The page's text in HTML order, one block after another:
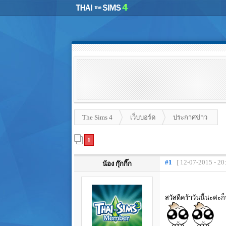
The Sims 4 เว็บบอร์ด ประกาศข่าว
1
น้อง กุ๊กกิ๊ก #1 [ 12-07-2015 -
สวัสดีคร้าวันนี้น่ะค่ะก็